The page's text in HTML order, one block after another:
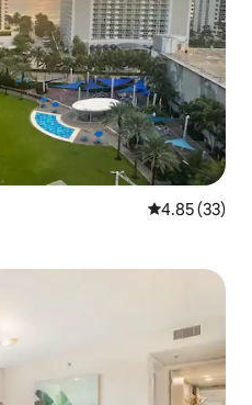
औसत रेटिंग 5 में
4.85 (33)